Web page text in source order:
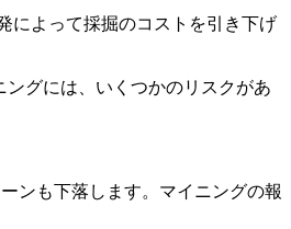
によって採掘のコストを引き下げ
グには、いくつかのリスクがあ
ンも下落します。マイニングの報